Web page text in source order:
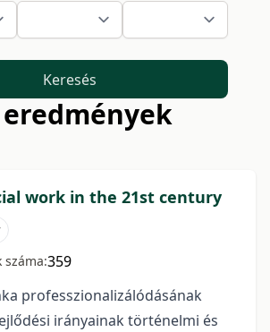
Keresés
work in the 21st century
száma:359
professzionalizálódásának
irányainak történelmi és